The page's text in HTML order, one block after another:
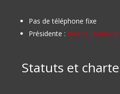
Pas de téléphone fixe
Présidente : Valérie Dedriche
Statuts et charte